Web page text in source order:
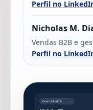
Perfil no
Nicholas M.
Vendas B2B e
Perfil no